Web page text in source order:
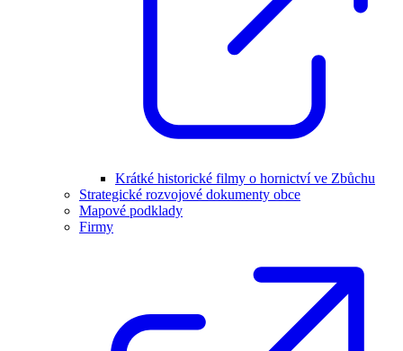
Krátké historické filmy o hornictví ve Zbůchu
Strategické rozvojové dokumenty obce
Mapové podklady
Firmy